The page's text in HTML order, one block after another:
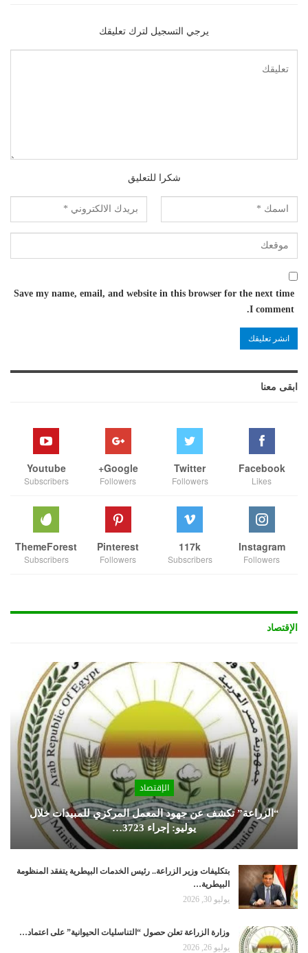
يرجي التسجيل لترك تعليقك
شكرا للتعليق
Save my name, email, and website in this browser for the next time
I comment.
ابقى معنا
Facebook
Likes
Twitter
Followers
Google+
Followers
Youtube
Subscribers
Instagram
Followers
117k
Subscribers
Pinterest
Followers
ThemeForest
Subscribers
الإقتصاد
الإقتصاد
“الزراعة” تكشف عن جهود المعمل المركزي للمبيدات خلال
يوليو: إجراء 3723…
بتكليفات وزير الزراعة.. رئيس الخدمات البيطرية يتفقد المنظومة
البيطرية…
يوليو 30, 2026
وزارة الزراعة تعلن حصول “التناسليات الحيوانية” على اعتماد…
يوليو 26, 2026